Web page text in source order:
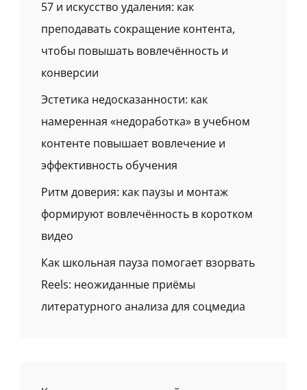
57 и искусство удаления: как
преподавать сокращение контента,
чтобы повышать вовлечённость и
конверсии
Эстетика недосказанности: как
намеренная «недоработка» в учебном
контенте повышает вовлечение и
эффективность обучения
Ритм доверия: как паузы и монтаж
формируют вовлечённость в коротком
видео
Как школьная пауза помогает взорвать
Reels: неожиданные приёмы
литературного анализа для соцмедиа